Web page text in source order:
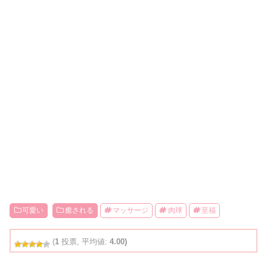
可愛い 癒される マッサージ 肉球 至福
(1 投票, 平均値:4.00)